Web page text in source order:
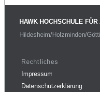
HAWK HOCHSCHULE
Hildesheim/Holzminden/
Rechtliches
Impressum
Datenschutzerklärung